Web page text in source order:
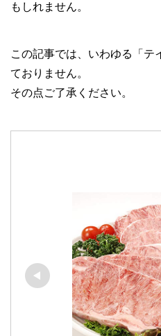
もしれません。
この記事では、いわゆる「テ
ておりません。
その点ご了承ください。